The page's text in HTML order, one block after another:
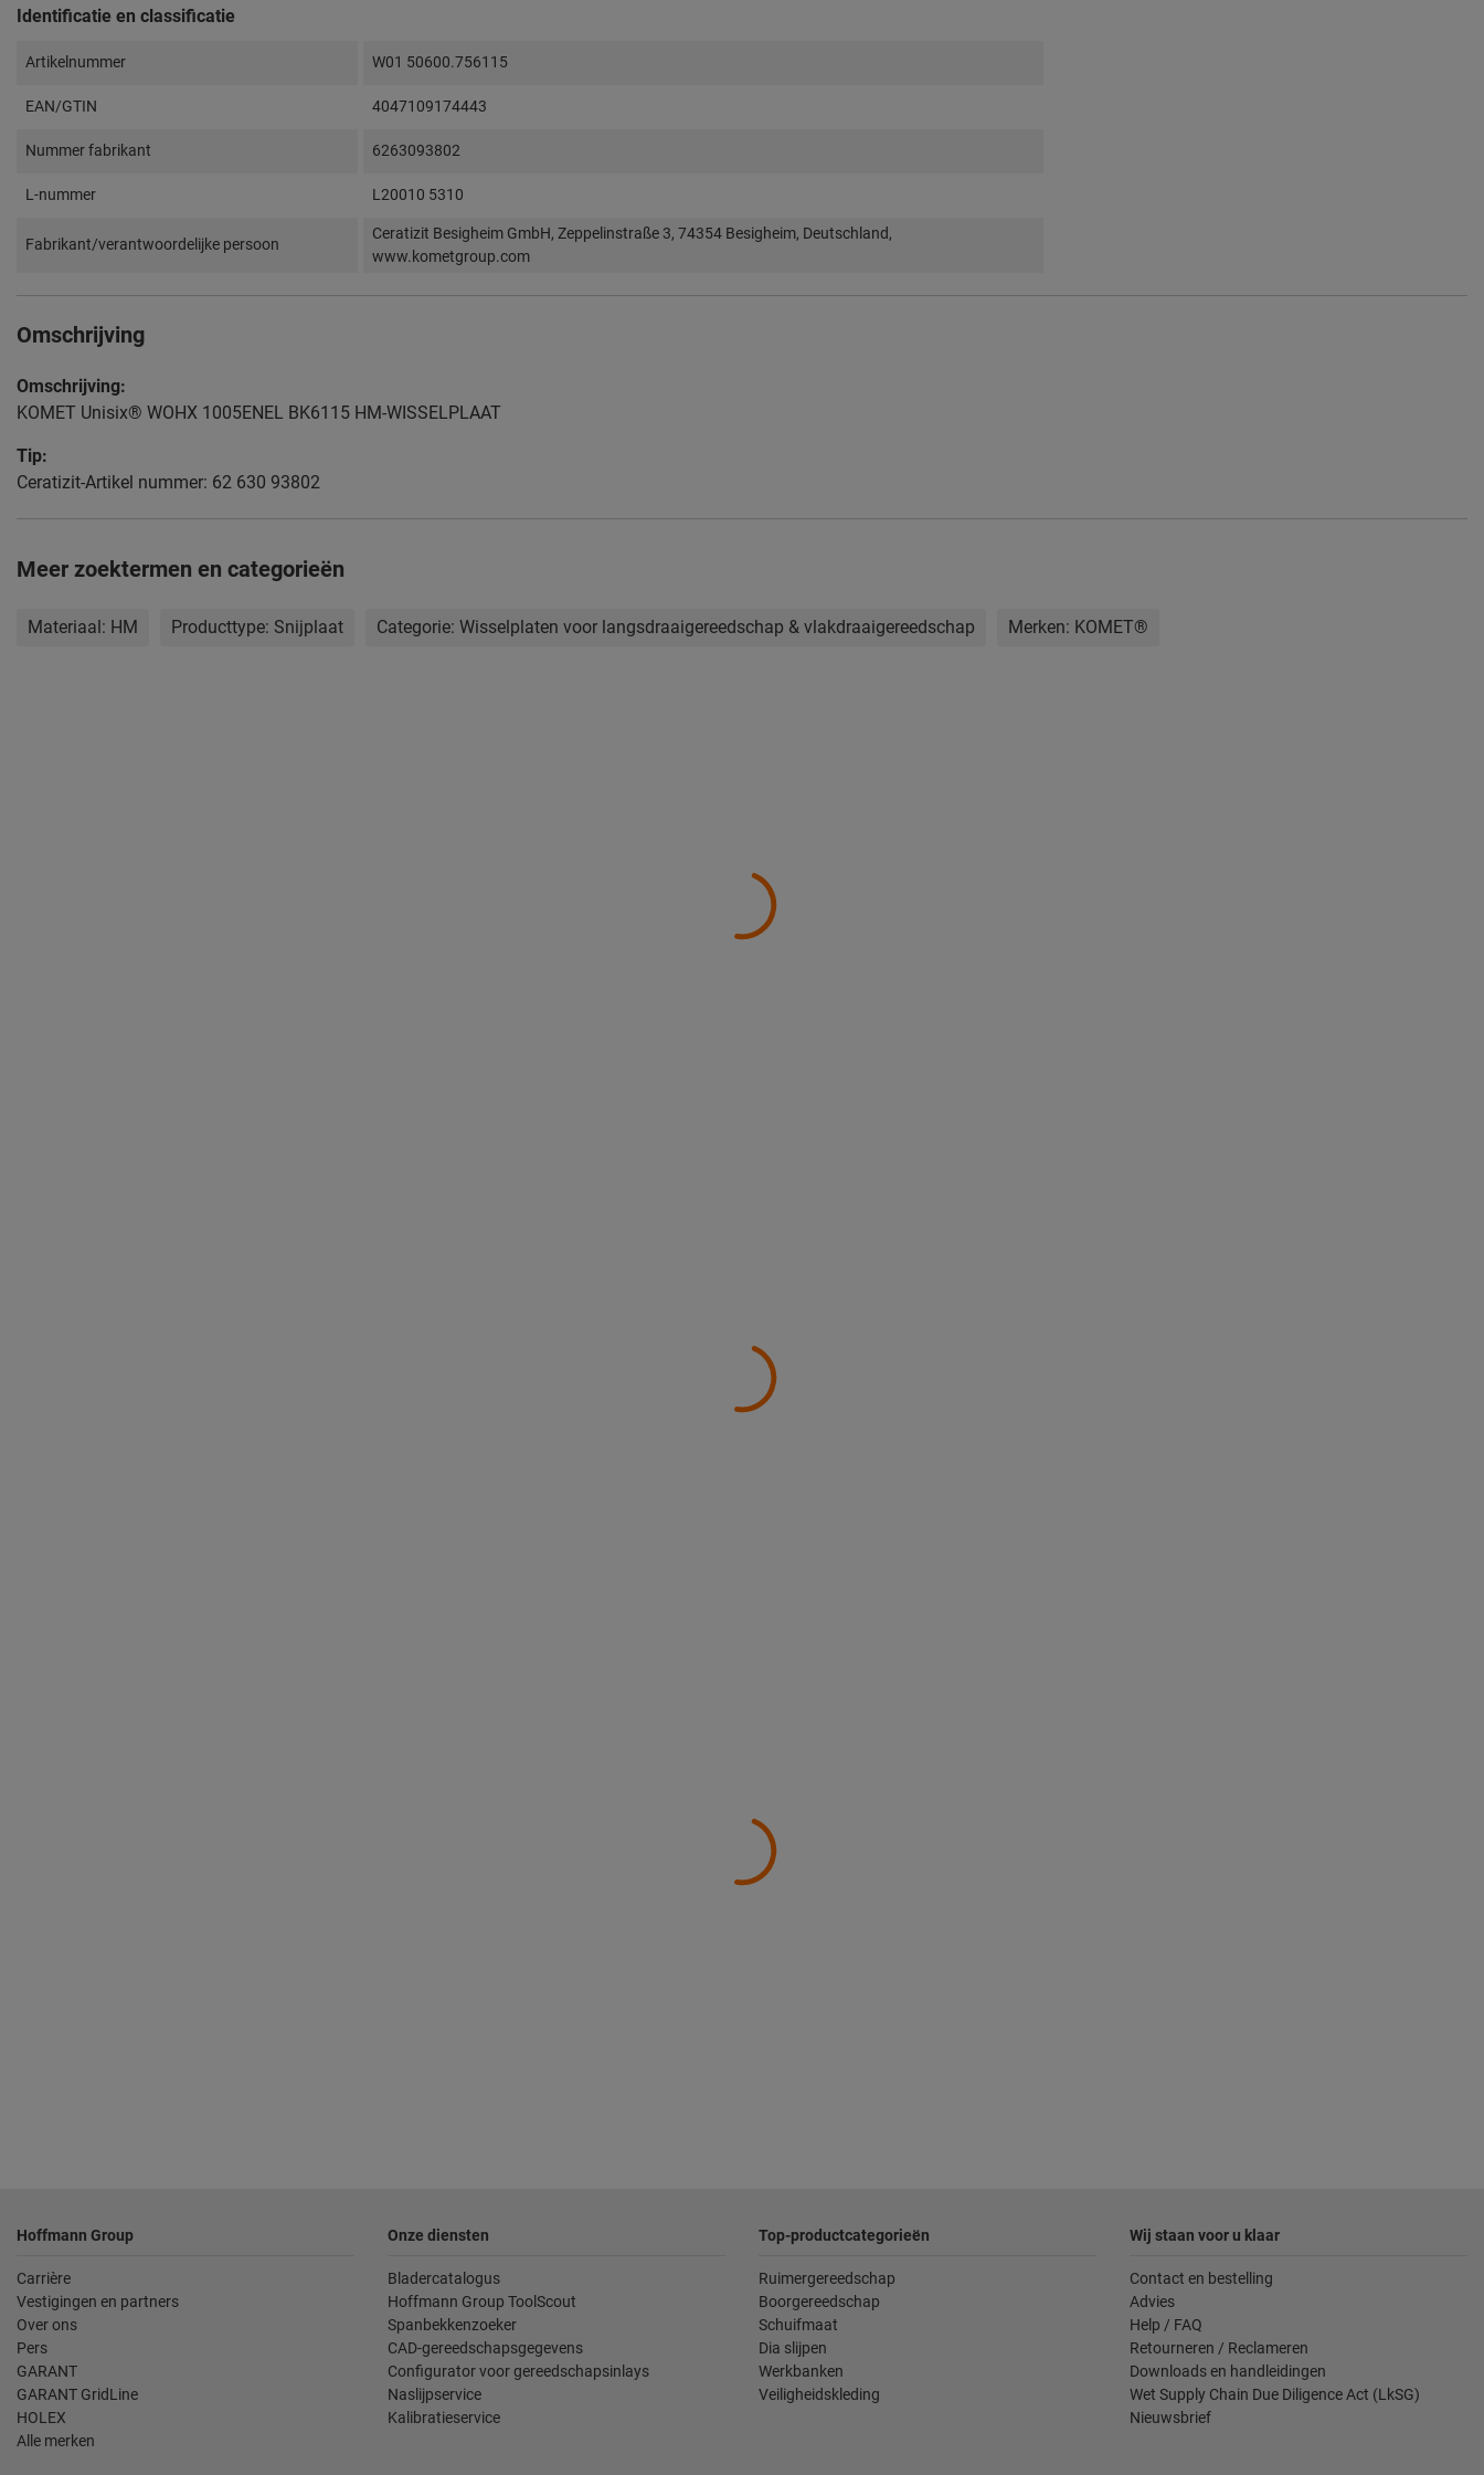
Identificatie en classificatie
Artikelnummer W01 50600.756115
EAN/GTIN 4047109174443
Nummer fabrikant 6263093802
L-nummer L20010 5310
Fabrikant/verantwoordelijke persoon
Ceratizit Besigheim GmbH, Zeppelinstraße 3, 74354 Besigheim, Deutschland,
www.kometgroup.com
Omschrijving
Omschrijving:
KOMET Unisix® WOHX 1005ENEL BK6115 HM-WISSELPLAAT
Tip:
Ceratizit-Artikel nummer: 62 630 93802
Meer zoektermen en categorieën
Materiaal: HM Producttype: Snijplaat Categorie: Wisselplaten voor langsdraaigereedschap & vlakdraaigereedschap Merken: KOMET®
Hoffmann Group
Carrière
Vestigingen en partners
Over ons
Pers
GARANT
GARANT GridLine
HOLEX
Alle merken
Onze diensten
Bladercatalogus
Hoffmann Group ToolScout
Spanbekkenzoeker
CAD-gereedschapsgegevens
Configurator voor gereedschapsinlays
Naslijpservice
Kalibratieservice
Top-productcategorieën
Ruimergereedschap
Boorgereedschap
Schuifmaat
Dia slijpen
Werkbanken
Veiligheidskleding
Wij staan voor u klaar
Contact en bestelling
Advies
Help / FAQ
Retourneren / Reclameren
Downloads en handleidingen
Wet Supply Chain Due Diligence Act (LkSG)
Nieuwsbrief